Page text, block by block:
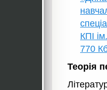
КПІ
770
Теорія